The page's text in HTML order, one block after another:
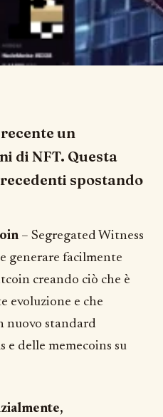
un
di NFT. Questa
spostando
– Segregated Witness
generare facilmente
creando ciò che è
evoluzione e che
nuovo standard
e delle memecoins su